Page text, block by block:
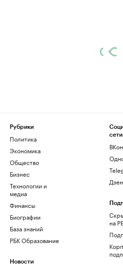
Рубрики
Политика
Экономика
Общество
Бизнес
Технологии и
медиа
Финансы
Биографии
База знаний
РБК Образование
Новости
сети
Дзен
на